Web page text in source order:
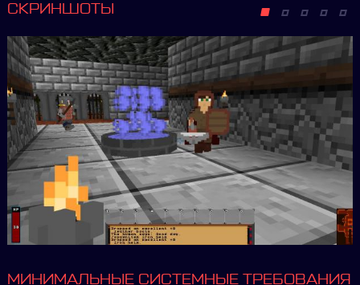
СКРИНШОТЫ
МИНИМАЛЬНЫЕ СИСТЕМНЫЕ ТРЕБОВАНИЯ